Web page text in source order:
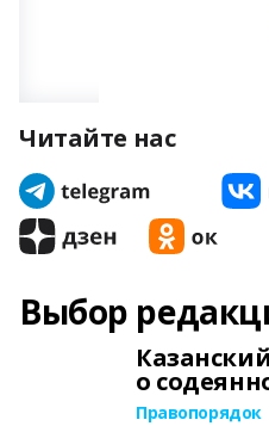
Читайте нас
Выбор
о
Правопорядок